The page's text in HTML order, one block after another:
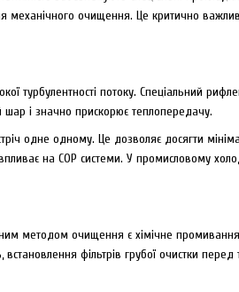
механічного очищення. Це критично
турбулентності потоку. Спеціальний
шар і значно прискорює теплопередачу.
одне одному. Це дозволяє досягти
на COP системи. У промисловому
методом очищення є хімічне
фільтрів грубої очистки